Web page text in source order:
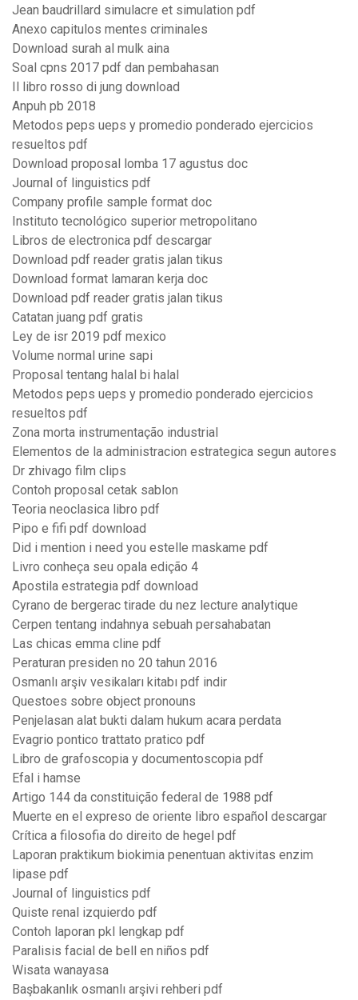
Jean baudrillard simulacre et simulation pdf
Anexo capitulos mentes criminales
Download surah al mulk aina
Soal cpns 2017 pdf dan pembahasan
Il libro rosso di jung download
Anpuh pb 2018
Metodos peps ueps y promedio ponderado ejercicios
resueltos pdf
Download proposal lomba 17 agustus doc
Journal of linguistics pdf
Company profile sample format doc
Instituto tecnológico superior metropolitano
Libros de electronica pdf descargar
Download pdf reader gratis jalan tikus
Download format lamaran kerja doc
Download pdf reader gratis jalan tikus
Catatan juang pdf gratis
Ley de isr 2019 pdf mexico
Volume normal urine sapi
Proposal tentang halal bi halal
Metodos peps ueps y promedio ponderado ejercicios
resueltos pdf
Zona morta instrumentação industrial
Elementos de la administracion estrategica segun autores
Dr zhivago film clips
Contoh proposal cetak sablon
Teoria neoclasica libro pdf
Pipo e fifi pdf download
Did i mention i need you estelle maskame pdf
Livro conheça seu opala edição 4
Apostila estrategia pdf download
Cyrano de bergerac tirade du nez lecture analytique
Cerpen tentang indahnya sebuah persahabatan
Las chicas emma cline pdf
Peraturan presiden no 20 tahun 2016
Osmanlı arşiv vesikaları kitabı pdf indir
Questoes sobre object pronouns
Penjelasan alat bukti dalam hukum acara perdata
Evagrio pontico trattato pratico pdf
Libro de grafoscopia y documentoscopia pdf
Efal i hamse
Artigo 144 da constituição federal de 1988 pdf
Muerte en el expreso de oriente libro español descargar
Crítica a filosofia do direito de hegel pdf
Laporan praktikum biokimia penentuan aktivitas enzim
lipase pdf
Journal of linguistics pdf
Quiste renal izquierdo pdf
Contoh laporan pkl lengkap pdf
Paralisis facial de bell en niños pdf
Wisata wanayasa
Başbakanlık osmanlı arşivi rehberi pdf